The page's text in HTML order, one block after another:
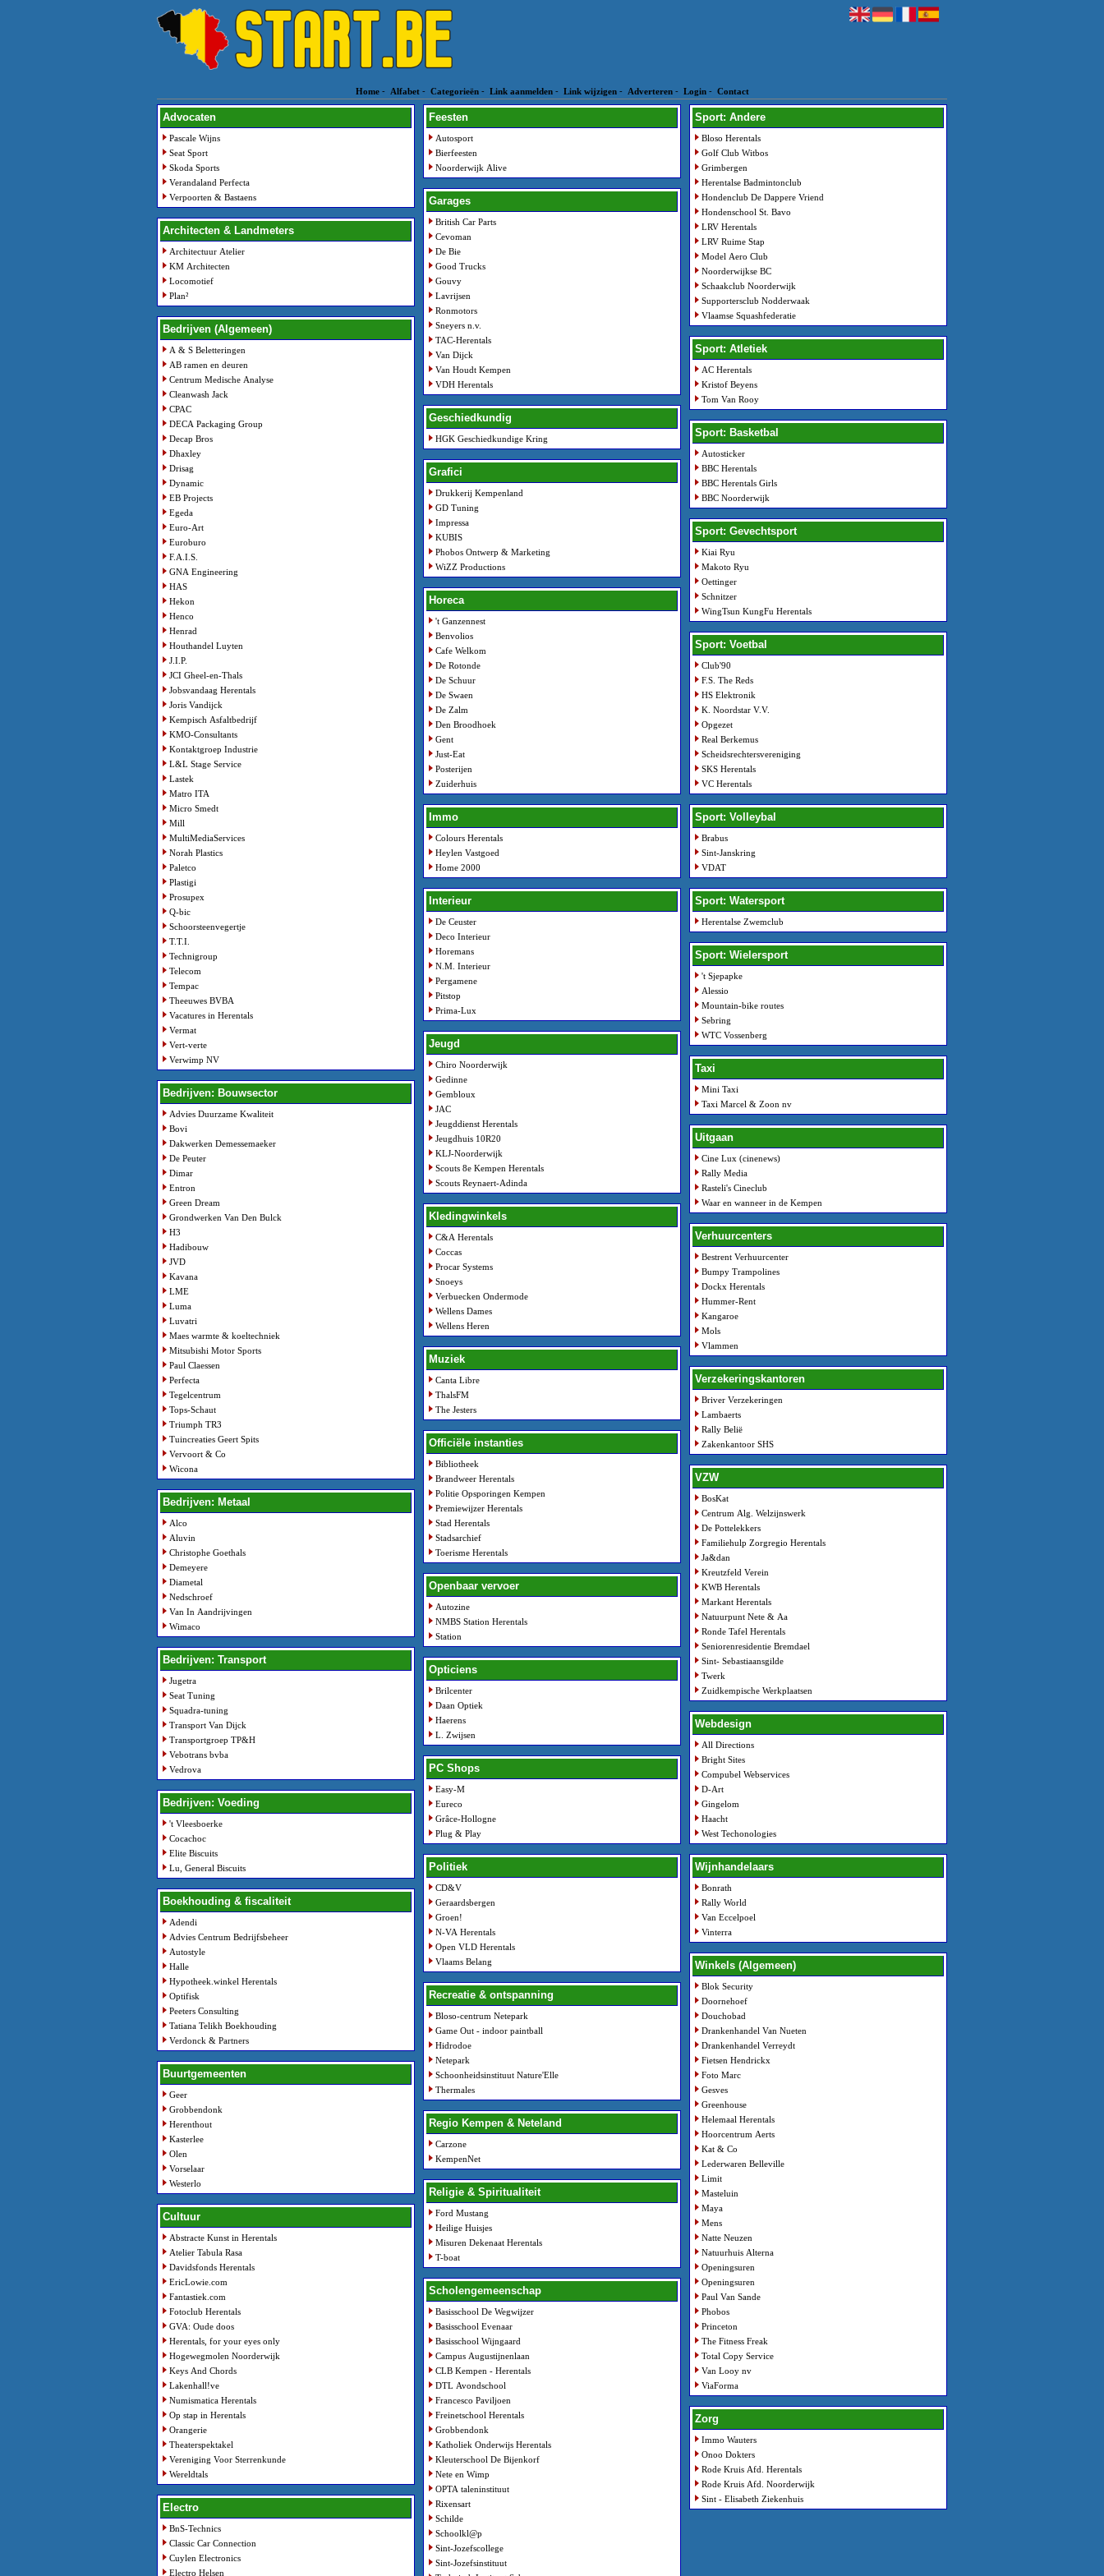
Home - Alfabet - Categorieën - Link aanmelden - Link wijzigen - Adverteren - Login - Contact
Advocaten
Pascale Wijns
Seat Sport
Skoda Sports
Verandaland Perfecta
Verpoorten & Bastaens
Architecten & Landmeters
Architectuur Atelier
KM Architecten
Locomotief
Plan²
Bedrijven (Algemeen)
A & S Beletteringen
AB ramen en deuren
Centrum Medische Analyse
Cleanwash Jack
CPAC
DECA Packaging Group
Decap Bros
Dhaxley
Drisag
Dynamic
EB Projects
Egeda
Euro-Art
Euroburo
F.A.I.S.
GNA Engineering
HAS
Hekon
Henco
Henrad
Houthandel Luyten
J.I.P.
JCI Gheel-en-Thals
Jobsvandaag Herentals
Joris Vandijck
Kempisch Asfaltbedrijf
KMO-Consultants
Kontaktgroep Industrie
L&L Stage Service
Lastek
Matro ITA
Micro Smedt
Mill
MultiMediaServices
Norah Plastics
Paletco
Plastigi
Prosupex
Q-bic
Schoorsteenvegertje
T.T.I.
Technigroup
Telecom
Tempac
Theeuwes BVBA
Vacatures in Herentals
Vermat
Vert-verte
Verwimp NV
Bedrijven: Bouwsector
Advies Duurzame Kwaliteit
Bovi
Dakwerken Demessemaeker
De Peuter
Dimar
Entron
Green Dream
Grondwerken Van Den Bulck
H3
Hadibouw
JVD
Kavana
LME
Luma
Luvatri
Maes warmte & koeltechniek
Mitsubishi Motor Sports
Paul Claessen
Perfecta
Tegelcentrum
Tops-Schaut
Triumph TR3
Tuincreaties Geert Spits
Vervoort & Co
Wicona
Bedrijven: Metaal
Alco
Aluvin
Christophe Goethals
Demeyere
Diametal
Nedschroef
Van In Aandrijvingen
Wimaco
Bedrijven: Transport
Jugetra
Seat Tuning
Squadra-tuning
Transport Van Dijck
Transportgroep TP&H
Vebotrans bvba
Vedrova
Bedrijven: Voeding
't Vleesboerke
Cocachoc
Elite Biscuits
Lu, General Biscuits
Boekhouding & fiscaliteit
Adendi
Advies Centrum Bedrijfsbeheer
Autostyle
Halle
Hypotheek.winkel Herentals
Optifisk
Peeters Consulting
Tatiana Telikh Boekhouding
Verdonck & Partners
Buurtgemeenten
Geer
Grobbendonk
Herenthout
Kasterlee
Olen
Vorselaar
Westerlo
Cultuur
Abstracte Kunst in Herentals
Atelier Tabula Rasa
Davidsfonds Herentals
EricLowie.com
Fantastiek.com
Fotoclub Herentals
GVA: Oude doos
Herentals, for your eyes only
Hogewegmolen Noorderwijk
Keys And Chords
Lakenhall!ve
Numismatica Herentals
Op stap in Herentals
Orangerie
Theaterspektakel
Vereniging Voor Sterrenkunde
Wereldtals
Electro
BnS-Technics
Classic Car Connection
Cuylen Electronics
Electro Helsen
Feesten
Autosport
Bierfeesten
Noorderwijk Alive
Garages
British Car Parts
Cevoman
De Bie
Good Trucks
Gouvy
Lavrijsen
Ronmotors
Sneyers n.v.
TAC-Herentals
Van Dijck
Van Houdt Kempen
VDH Herentals
Geschiedkundig
HGK Geschiedkundige Kring
Grafici
Drukkerij Kempenland
GD Tuning
Impressa
KUBIS
Phobos Ontwerp & Marketing
WiZZ Productions
Horeca
't Ganzennest
Benvolios
Cafe Welkom
De Rotonde
De Schuur
De Swaen
De Zalm
Den Broodhoek
Gent
Just-Eat
Posterijen
Zuiderhuis
Immo
Colours Herentals
Heylen Vastgoed
Home 2000
Interieur
De Ceuster
Deco Interieur
Horemans
N.M. Interieur
Pergamene
Pitstop
Prima-Lux
Jeugd
Chiro Noorderwijk
Gedinne
Gembloux
JAC
Jeugddienst Herentals
Jeugdhuis 10R20
KLJ-Noorderwijk
Scouts 8e Kempen Herentals
Scouts Reynaert-Adinda
Kledingwinkels
C&A Herentals
Coccas
Procar Systems
Snoeys
Verbuecken Ondermode
Wellens Dames
Wellens Heren
Muziek
Canta Libre
ThalsFM
The Jesters
Officiële instanties
Bibliotheek
Brandweer Herentals
Politie Opsporingen Kempen
Premiewijzer Herentals
Stad Herentals
Stadsarchief
Toerisme Herentals
Openbaar vervoer
Autozine
NMBS Station Herentals
Station
Opticiens
Brilcenter
Daan Optiek
Haerens
L. Zwijsen
PC Shops
Easy-M
Eureco
Grâce-Hollogne
Plug & Play
Politiek
CD&V
Geraardsbergen
Groen!
N-VA Herentals
Open VLD Herentals
Vlaams Belang
Recreatie & ontspanning
Bloso-centrum Netepark
Game Out - indoor paintball
Hidrodoe
Netepark
Schoonheidsinstituut Nature'Elle
Thermales
Regio Kempen & Neteland
Carzone
KempenNet
Religie & Spiritualiteit
Ford Mustang
Heilige Huisjes
Misuren Dekenaat Herentals
T-boat
Scholengemeenschap
Basisschool De Wegwijzer
Basisschool Evenaar
Basisschool Wijngaard
Campus Augustijnenlaan
CLB Kempen - Herentals
DTL Avondschool
Francesco Paviljoen
Freinetschool Herentals
Grobbendonk
Katholiek Onderwijs Herentals
Kleuterschool De Bijenkorf
Nete en Wimp
OPTA taleninstituut
Rixensart
Schilde
Schoolkl@p
Sint-Jozefscollege
Sint-Jozefsinstituut
Sport: Andere
Bloso Herentals
Golf Club Witbos
Grimbergen
Herentalse Badmintonclub
Hondenclub De Dappere Vriend
Hondenschool St. Bavo
LRV Herentals
LRV Ruime Stap
Model Aero Club
Noorderwijkse BC
Schaakclub Noorderwijk
Supportersclub Nodderwaak
Vlaamse Squashfederatie
Sport: Atletiek
AC Herentals
Kristof Beyens
Tom Van Rooy
Sport: Basketbal
Autosticker
BBC Herentals
BBC Herentals Girls
BBC Noorderwijk
Sport: Gevechtsport
Kiai Ryu
Makoto Ryu
Oettinger
Schnitzer
WingTsun KungFu Herentals
Sport: Voetbal
Club'90
F.S. The Reds
HS Elektronik
K. Noordstar V.V.
Opgezet
Real Berkemus
Scheidsrechtersvereniging
SKS Herentals
VC Herentals
Sport: Volleybal
Brabus
Sint-Janskring
VDAT
Sport: Watersport
Herentalse Zwemclub
Sport: Wielersport
't Sjepapke
Alessio
Mountain-bike routes
Sebring
WTC Vossenberg
Taxi
Mini Taxi
Taxi Marcel & Zoon nv
Uitgaan
Cine Lux (cinenews)
Rally Media
Rasteli's Cineclub
Waar en wanneer in de Kempen
Verhuurcenters
Bestrent Verhuurcenter
Bumpy Trampolines
Dockx Herentals
Hummer-Rent
Kangaroe
Mols
Vlammen
Verzekeringskantoren
Briver Verzekeringen
Lambaerts
Rally Belië
Zakenkantoor SHS
VZW
BosKat
Centrum Alg. Welzijnswerk
De Pottelekkers
Familiehulp Zorgregio Herentals
Ja&dan
Kreutzfeld Verein
KWB Herentals
Markant Herentals
Natuurpunt Nete & Aa
Ronde Tafel Herentals
Seniorenresidentie Bremdael
Sint- Sebastiaansgilde
Twerk
Zuidkempische Werkplaatsen
Webdesign
All Directions
Bright Sites
Compubel Webservices
D-Art
Gingelom
Haacht
West Techonologies
Wijnhandelaars
Bonrath
Rally World
Van Eccelpoel
Vinterra
Winkels (Algemeen)
Blok Security
Doornehoef
Douchobad
Drankenhandel Van Nueten
Drankenhandel Verreydt
Fietsen Hendrickx
Foto Marc
Gesves
Greenhouse
Helemaal Herentals
Hoorcentrum Aerts
Kat & Co
Lederwaren Belleville
Limit
Masteluin
Maya
Mens
Natte Neuzen
Natuurhuis Alterna
Openingsuren
Openingsuren
Paul Van Sande
Phobos
Princeton
The Fitness Freak
Total Copy Service
Van Looy nv
ViaForma
Zorg
Immo Wauters
Onoo Dokters
Rode Kruis Afd. Herentals
Rode Kruis Afd. Noorderwijk
Sint - Elisabeth Ziekenhuis